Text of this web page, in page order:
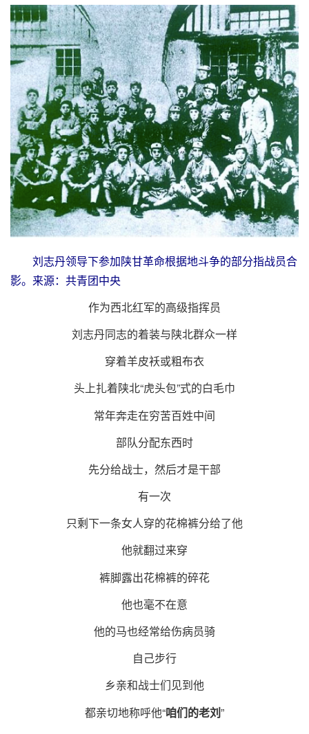
刘志丹领导下参加陕甘革命根据地斗争的部分指战员合
影。来源：共青团中央
作为西北红军的高级指挥员
刘志丹同志的着装与陕北群众一样
穿着羊皮袄或粗布衣
头上扎着陕北“虎头包”式的白毛巾
常年奔走在穷苦百姓中间
部队分配东西时
先分给战士，然后才是干部
有一次
只剩下一条女人穿的花棉裤分给了他
他就翻过来穿
裤脚露出花棉裤的碎花
他也毫不在意
他的马也经常给伤病员骑
自己步行
乡亲和战士们见到他
都亲切地称呼他“咱们的老刘 ”